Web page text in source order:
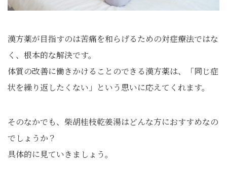
漢方薬が目指すのは苦痛を和らげるための対症療法ではな
く、根本的な解決です。
体質の改善に働きかけることのできる漢方薬は、「同じ症
状を繰り返したくない」という思いに応えてくれます。
そのなかでも、柴胡桂枝乾姜湯はどんな方におすすめなの
でしょうか？
具体的に見ていきましょう。